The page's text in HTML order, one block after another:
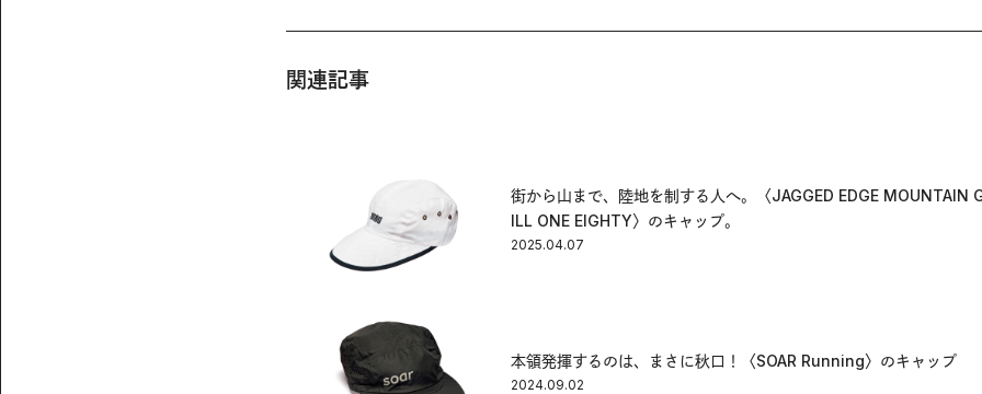
関連記事
街から山まで、陸地を制する人へ。〈JAGGED EDGE MOUNTAIN
ILL ONE EIGHTY〉のキャップ。
2025.04.07
本領発揮するのは、まさに秋口！〈SOAR Running〉のキャップ
2024.09.02